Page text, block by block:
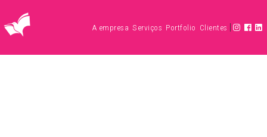
A empresa Serviços Portfolio Clientes |